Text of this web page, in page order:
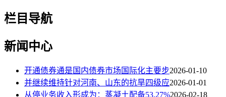
栏目导航
新闻中心
开通债券通是国内债券市场国际化主要步2026-01-10
并继续维持针对河南、山东的抗旱四级应2026-01-01
从停业务收入形成为：蒸凝土配备53.27%2026-02-18